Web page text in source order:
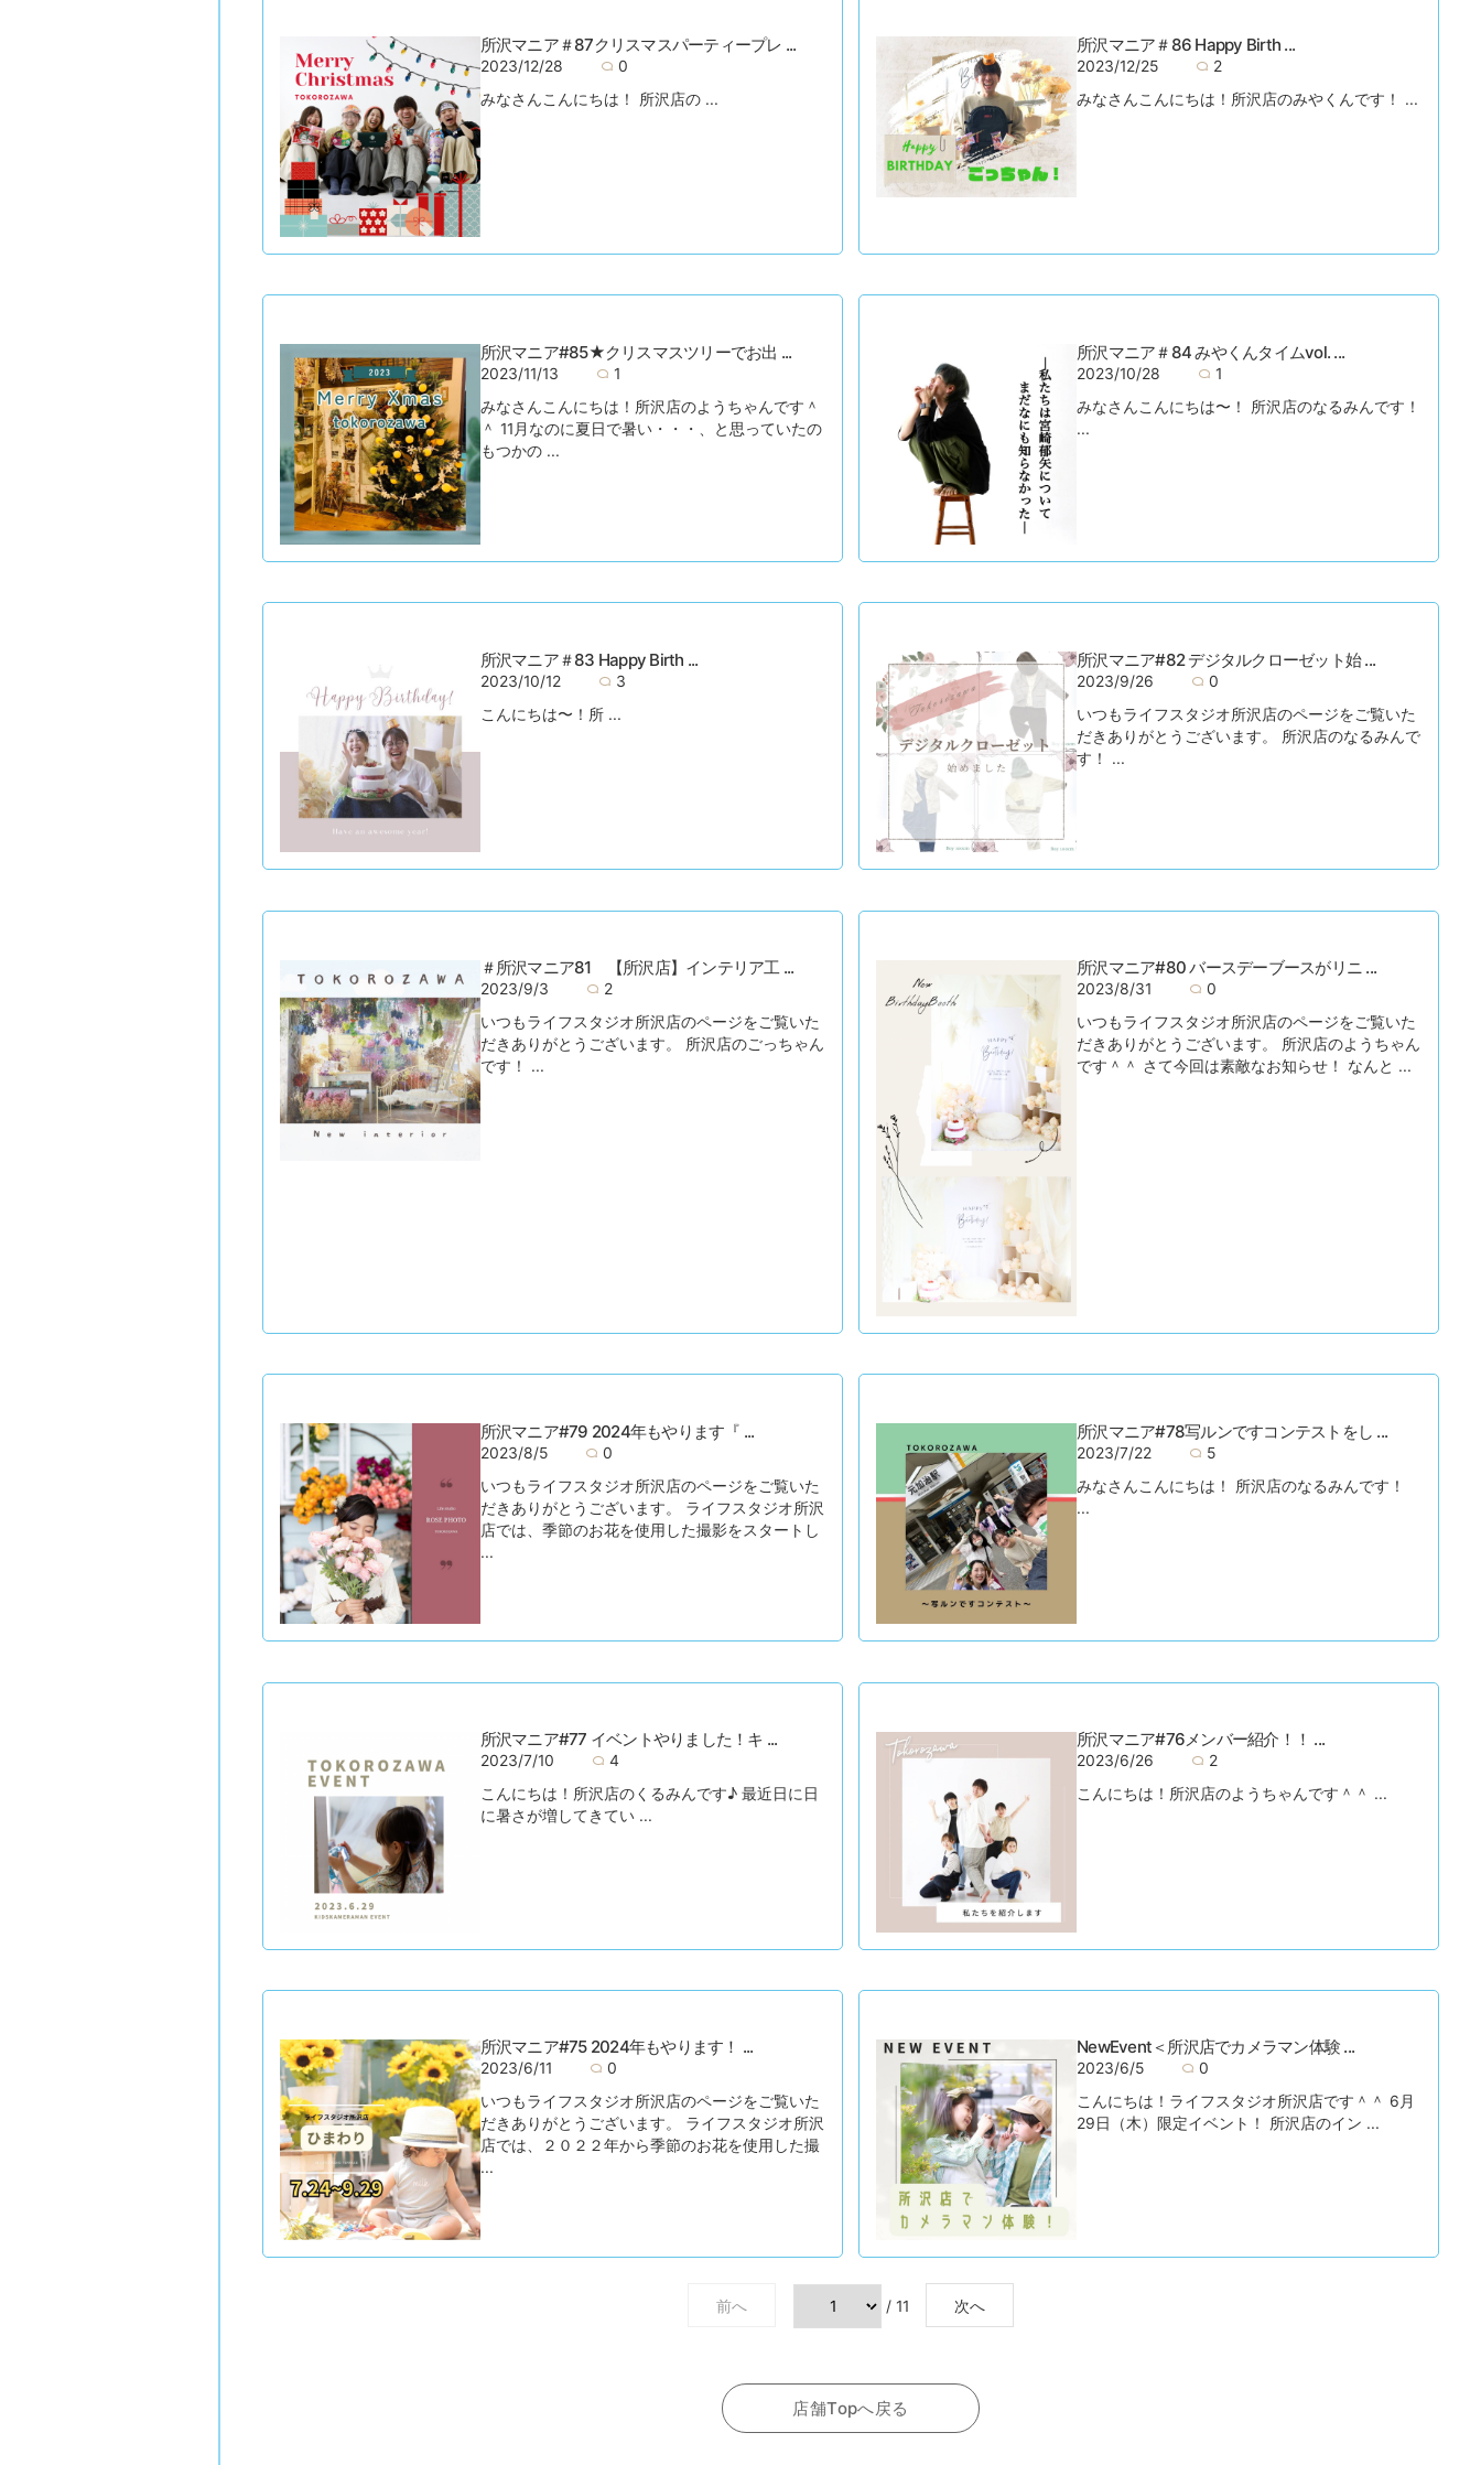
所沢マニア＃87クリスマスパーティープレ ...
2023/12/28
0
みなさんこんにちは！ 所沢店の ...
所沢マニア＃86 Happy Birth ...
2023/12/25
2
みなさんこんにちは！所沢店のみやくんです！ ...
所沢マニア#85★クリスマスツリーでお出 ...
2023/11/13
1
みなさんこんにちは！所沢店のようちゃんです＾
＾ 11月なのに夏日で暑い・・・、と思っていたの
もつかの ...
所沢マニア＃84 みやくんタイムvol. ...
2023/10/28
1
みなさんこんにちは〜！ 所沢店のなるみんです！
...
所沢マニア＃83 Happy Birth ...
2023/10/12
3
こんにちは〜！所 ...
所沢マニア#82 デジタルクローゼット始 ...
2023/9/26
0
いつもライフスタジオ所沢店のページをご覧いた
だきありがとうございます。 所沢店のなるみんで
す！ ...
＃所沢マニア81 【所沢店】インテリア工 ...
2023/9/3
2
いつもライフスタジオ所沢店のページをご覧いた
だきありがとうございます。 所沢店のごっちゃん
です！ ...
所沢マニア#80 バースデーブースがリニ ...
2023/8/31
0
いつもライフスタジオ所沢店のページをご覧いた
だきありがとうございます。 所沢店のようちゃん
です＾＾ さて今回は素敵なお知らせ！ なんと ...
所沢マニア#79 2024年もやります『 ...
2023/8/5
0
いつもライフスタジオ所沢店のページをご覧いた
だきありがとうございます。 ライフスタジオ所沢
店では、季節のお花を使用した撮影をスタートし
...
所沢マニア#78写ルンですコンテストをし ...
2023/7/22
5
みなさんこんにちは！ 所沢店のなるみんです！
...
所沢マニア#77 イベントやりました！キ ...
2023/7/10
4
こんにちは！所沢店のくるみんです♪ 最近日に日
に暑さが増してきてい ...
所沢マニア#76メンバー紹介！！ ...
2023/6/26
2
こんにちは！所沢店のようちゃんです＾＾ ...
所沢マニア#75 2024年もやります！ ...
2023/6/11
0
いつもライフスタジオ所沢店のページをご覧いた
だきありがとうございます。 ライフスタジオ所沢
店では、２０２２年から季節のお花を使用した撮
...
NewEvent＜所沢店でカメラマン体験 ...
2023/6/5
0
こんにちは！ライフスタジオ所沢店です＾＾ 6月
29日（木）限定イベント！ 所沢店のイン ...
前へ / 11 次へ
店舗Topへ戻る